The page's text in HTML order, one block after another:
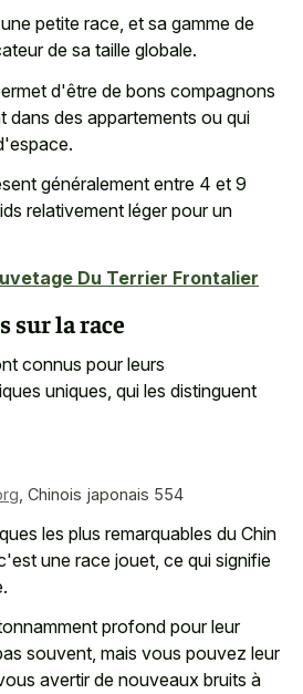
petite race, et sa gamme de
de sa taille globale.
d'être de bons compagnons
dans des appartements ou qui
généralement entre 4 et 9
relativement léger pour un
Du Terrier Frontalier
sur la race
connus pour leurs
uniques, qui les distinguent
Chinois japonais 554
les plus remarquables du Chin
une race jouet, ce qui signifie
profond pour leur
souvent, mais vous pouvez leur
avertir de nouveaux bruits à